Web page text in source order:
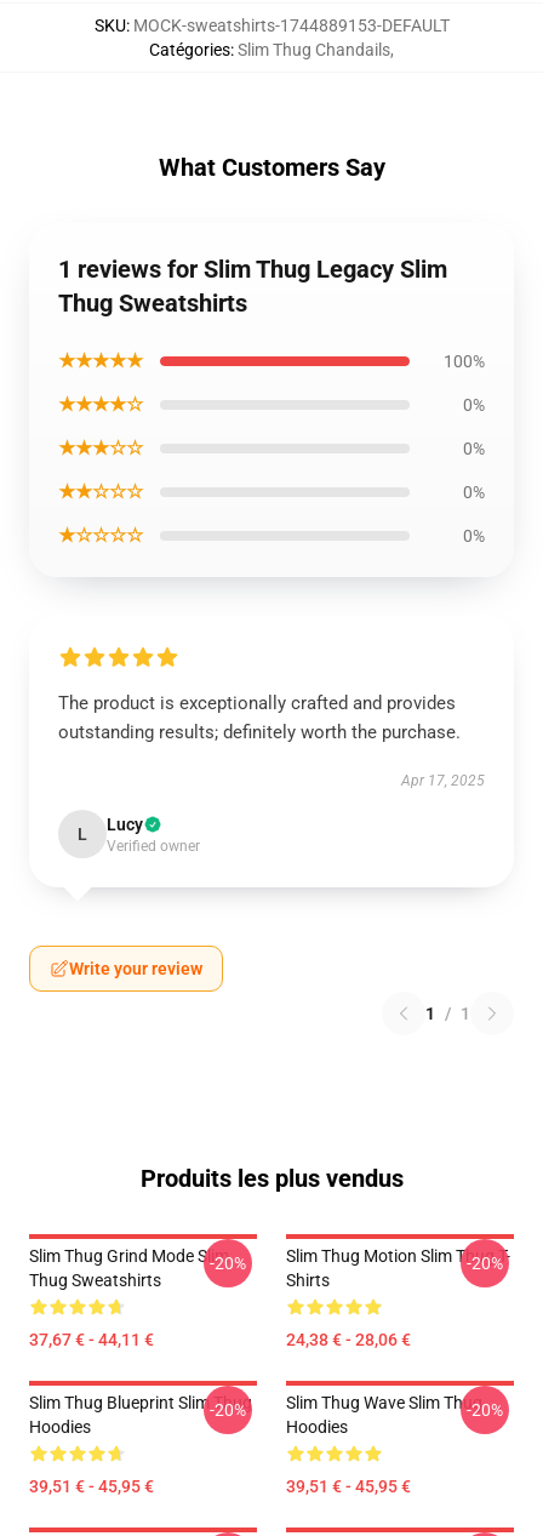
SKU: MOCK-sweatshirts-1744889153-DEFAULT
Catégories:Slim Thug Chandails,
What Customers Say
1 reviews for Slim Thug Legacy Slim
Thug Sweatshirts
★★★★★ 100%
★★★★☆ 0%
★★★☆☆ 0%
★★☆☆☆ 0%
★☆☆☆☆ 0%
The product is exceptionally crafted and provides
outstanding results; definitely worth the purchase.
Apr 17, 2025
L Lucy
Verified owner
Write your review
1 / 1
Produits les plus vendus
Slim Thug Grind Mode Slim
Thug Sweatshirts
37,67 € - 44,11 €
-20%
Slim Thug Motion Slim Thug T-
Shirts
24,38 € - 28,06 €
-20%
Slim Thug Blueprint Slim Thug
Hoodies
39,51 € - 45,95 €
-20%
Slim Thug Wave Slim Thug
Hoodies
39,51 € - 45,95 €
-20%